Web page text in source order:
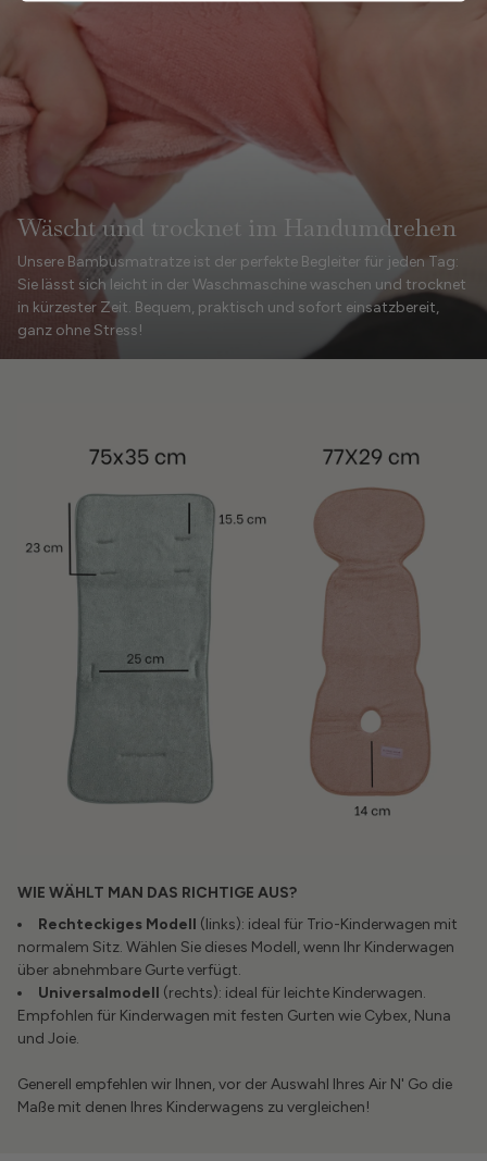
Wäscht und trocknet im Handumdrehen
Unsere Bambusmatratze ist der perfekte Begleiter für jeden Tag:
Sie lässt sich leicht in der Waschmaschine waschen und trocknet
in kürzester Zeit. Bequem, praktisch und sofort einsatzbereit,
ganz ohne Stress!
WIE WÄHLT MAN DAS RICHTIGE AUS?
Rechteckiges Modell (links): ideal für Trio-Kinderwagen mit
normalem Sitz. Wählen Sie dieses Modell, wenn Ihr Kinderwagen
über abnehmbare Gurte verfügt.
Universalmodell (rechts): ideal für leichte Kinderwagen.
Empfohlen für Kinderwagen mit festen Gurten wie Cybex, Nuna
und Joie.
Generell empfehlen wir Ihnen, vor der Auswahl Ihres Air N' Go die
Maße mit denen Ihres Kinderwagens zu vergleichen!